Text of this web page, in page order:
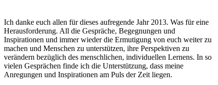
Ich danke euch allen für dieses aufregende Jahr 2013. Was für eine
Herausforderung. All die Gespräche, Begegnungen und
Inspirationen und immer wieder die Ermutigung von euch weiter zu
machen und Menschen zu unterstützen, ihre Perspektiven zu
verändern bezüglich des menschlichen, individuellen Lernens. In so
vielen Gesprächen finde ich die Unterstützung, dass meine
Anregungen und Inspirationen am Puls der Zeit liegen.